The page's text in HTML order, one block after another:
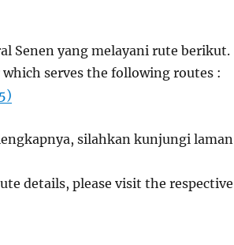
Senen yang melayani rute berikut.
serves the following routes :
silahkan kunjungi laman
details, please visit the respective